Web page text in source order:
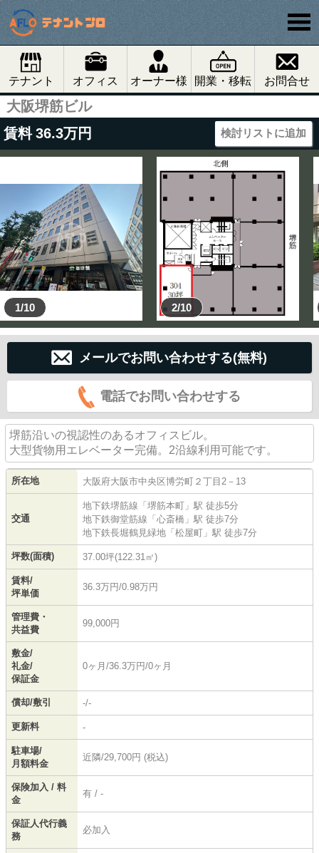
テナント オフィス オーナー様 開業・移転 お問合せ
大阪堺筋ビル
賃料 36.3万円 検討リストに追加
1/10 2/10
メールでお問い合わせする(無料)
電話でお問い合わせする
堺筋沿いの視認性のあるオフィスビル。
大型貨物用エレベーター完備。2沿線利用可能です。
所在地 大阪府大阪市中央区博労町 ２丁目2－13
交通
地下鉄堺筋線 「堺筋本町 」駅 徒歩5分
地下鉄御堂筋線 「心斎橋 」駅 徒歩7分
地下鉄長堀鶴見緑地 「松屋町 」駅 徒歩7分
坪数(面積) 37.00坪(122.31㎡)
賃料/
坪単価
36.3万円/0.98万円
管理費・
共益費
99,000円
敷金/
礼金/
保証金
0ヶ月/36.3万円/0ヶ月
償却/敷引 -/-
更新料 -
駐車場/
月額料金
近隣/29,700円 (税込)
保険加入 / 料
金
有 / -
保証人代行義
務
必加入